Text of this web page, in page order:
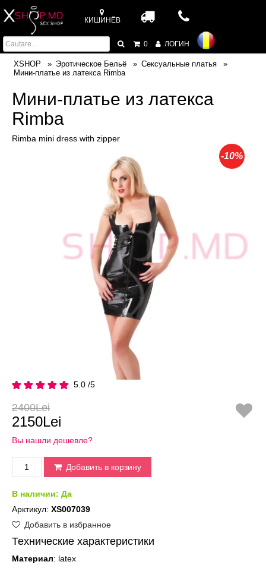
КИШИНЁВ
0 ЛОГИН
XSHOP Эротическое Бельё
Сексуальные платья
Мини-платье из латекса Rimba
Мини-платье из латекса
Rimba
Rimba mini dress with zipper
-10%
5.0 /5
2400Lei
2150Lei
Вы нашли дешевле?
Добавить в корзину
В наличии: Да
Арктикул: XS007039
Добавить в избранное
Технические характеристики
Материал: latex